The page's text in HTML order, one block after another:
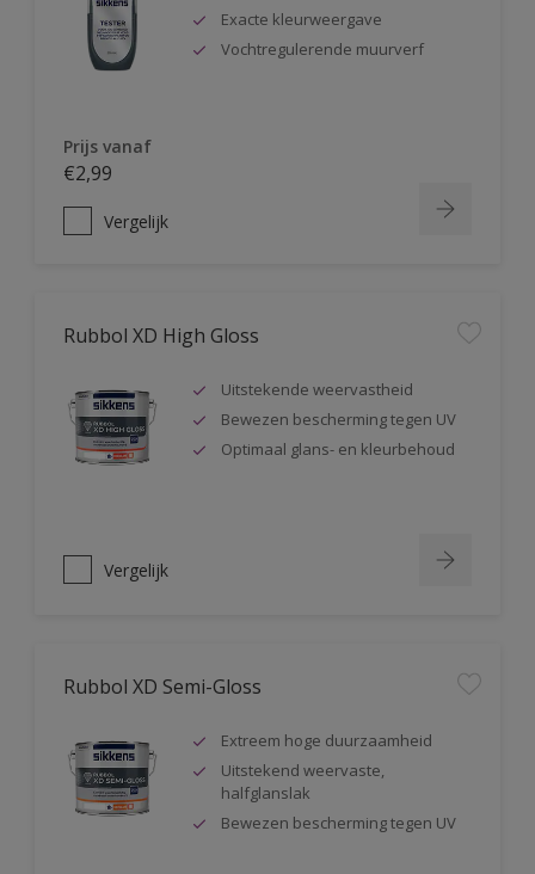
Exacte kleurweergave
Vochtregulerende muurverf
Prijs vanaf
€2,99
Vergelijk
Rubbol XD High Gloss
Uitstekende weervastheid
Bewezen bescherming tegen UV
Optimaal glans- en kleurbehoud
Vergelijk
Rubbol XD Semi-Gloss
Extreem hoge duurzaamheid
Uitstekend weervaste,
halfglanslak
Bewezen bescherming tegen UV